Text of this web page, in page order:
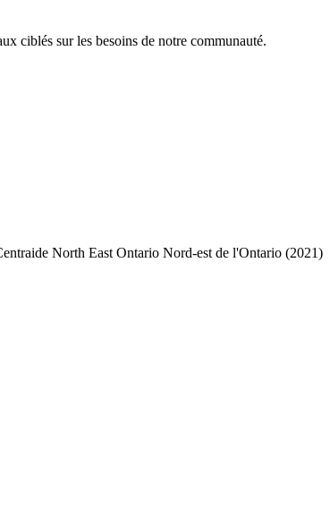
ciblés sur les besoins de notre communauté.
North East Ontario Nord-est de l'Ontario (2021)